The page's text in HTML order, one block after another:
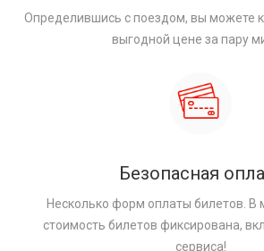
Определившись с поездом, вы можете
выгодной цене за пару
Безопасная
Несколько форм оплаты билетов. В
стоимость билетов фиксирована,
сервиса!